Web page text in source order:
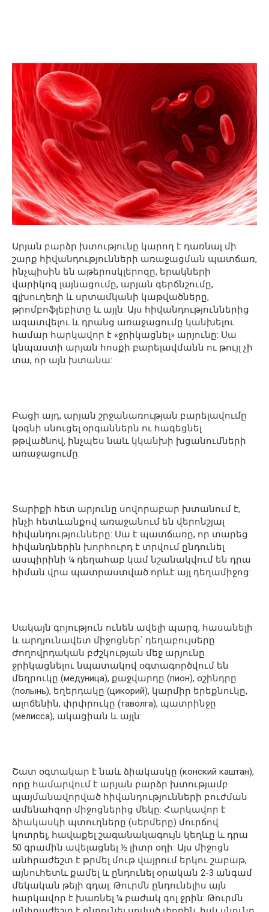
Արյան բարձր խտությունը կարող է դառնալ մի
շարք հիվանդությունների առաջացման պատճառ,
ինչպիսին են աթերոսկլերոզը, երակների
վարիկոզ լայնացումը, արյան գերճնշումը,
գլխուղեղի և սրտամկանի կաթվածները,
թրոմբոֆլեբիտը և այլն: Այս հիվանդություններից
ազատվելու և դրանց առաջացումը կանխելու
համար հարկավոր է «ջրիկացնել» արյունը: Սա
կնպաստի արյան հոսքի բարելավմանն ու թույլ չի
տա, որ այն խտանա:
Բացի այդ, արյան շրջանառության բարելավումը
կօգնի սնուցել օրգաններն ու հագեցնել
թթվածնով, ինչպես նաև կկանխի խցանումների
առաջացումը:
Տարիքի հետ արյունը սովորաբար խտանում է,
ինչի հետևանքով առաջանում են վերոնշյալ
հիվանդությունները: Սա է պատճառը, որ տարեց
հիվանդներին խորհուրդ է տրվում ընդունել
ասպիրինի ¼ դեղահաբ կամ նշանակվում են դրա
հիման վրա պատրաստված որևէ այլ դեղամիջոց:
Սակայն գոյություն ունեն ավելի պարզ, հասանելի
և արդյունավետ միջոցներ՝ դեղաբույսերը:
Ժողովրդական բժշկության մեջ արյունը
ջրիկացնելու նպատակով օգտագործվում են
մեղրուկը (медуница), քաջվարդը (пион), օշինդրը
(полынь), եղերդակը (цикорий), կարմիր երեքնուկը,
ալոճենին, փրփրուկը (таволга), պատրինջը
(мелисса), ակացիան և այլն:
Շատ օգտակար է նաև ձիակասկը (конский каштан),
որը համարվում է արյան բարձր խտությամբ
պայմանավորված հիվանդությունների բուժման
ամենահզոր միջոցներից մեկը: Հարկավոր է
ձիակասկի պտուղները (սերմերը) մուրճով
կոտրել, հավաքել շագանակագույն կեղևը և դրա
50 գրամին ավելացնել ½ լիտր օղի: Այս միջոցն
անհրաժեշտ է թրմել մութ վայրում երկու շաբաթ,
այնուհետև քամել և ընդունել օրական 2-3 անգամ
մեկական թեյի գդալ: Թուրմն ընդունելիս այն
հարկավոր է խառնել ¼ բաժակ գոլ ջրին: Թուրմն